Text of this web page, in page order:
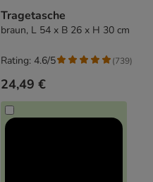
Tragetasche
braun, L 54 x B 26 x H 30 cm
24,49 €
Rating: 4.6/5 (739)